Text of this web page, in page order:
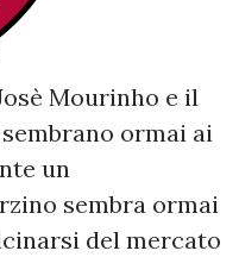
Mourinho e il
ormai ai
un
sembra ormai
del mercato